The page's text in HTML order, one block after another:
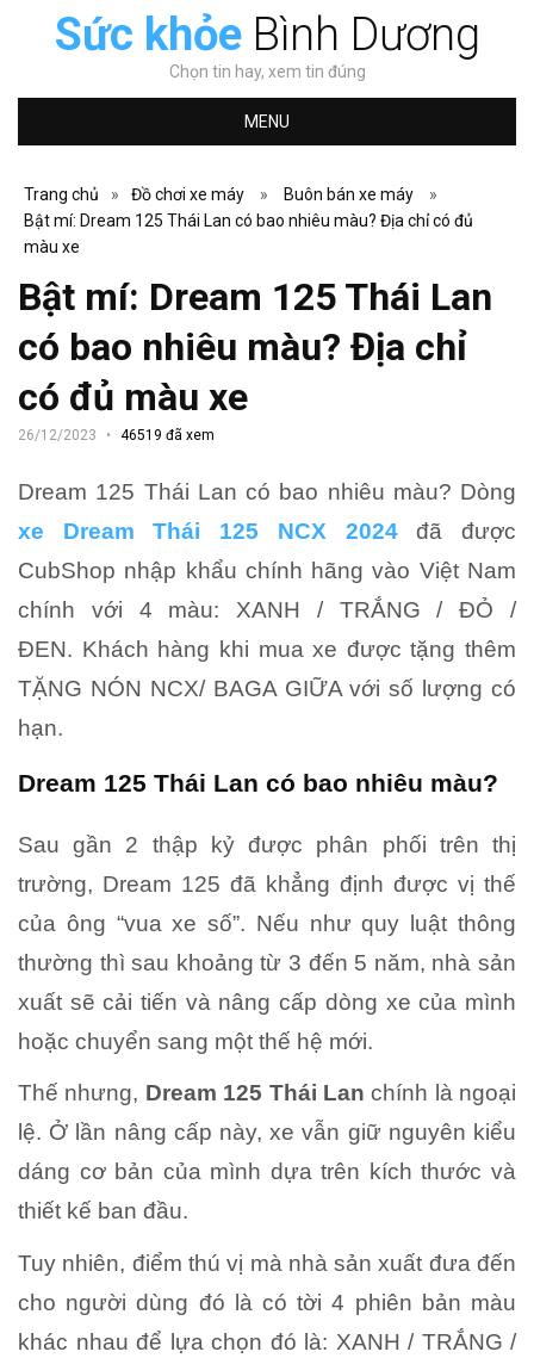
Sức khỏeBình Dương
Chọn tin hay, xem tin đúng
MENU
Trang chủ » Đồ chơi xe máy » Buôn bán xe máy
»
Bật mí: Dream 125 Thái Lan có bao nhiêu màu? Địa chỉ có đủ
màu xe
Bật mí: Dream 125 Thái Lan
có bao nhiêu màu? Địa chỉ
có đủ màu xe
26/12/2023 46519 đã xem
Dream 125 Thái Lan có bao nhiêu màu? Dòng
xe Dream Thái 125 NCX 2024đã được
CubShop nhập khẩu chính hãng vào Việt Nam
chính với 4 màu: XANH / TRẮNG / ĐỎ /
ĐEN. Khách hàng khi mua xe được tặng thêm
TẶNG NÓN NCX/ BAGA GIỮA với số lượng có
hạn.
Dream 125 Thái Lan có bao nhiêu màu?
Sau gần 2 thập kỷ được phân phối trên thị
trường, Dream 125 đã khẳng định được vị thế
của ông “vua xe số”. Nếu như quy luật thông
thường thì sau khoảng từ 3 đến 5 năm, nhà sản
xuất sẽ cải tiến và nâng cấp dòng xe của mình
hoặc chuyển sang một thế hệ mới.
Thế nhưng, Dream 125 Thái Lanchính là ngoại
lệ. Ở lần nâng cấp này, xe vẫn giữ nguyên kiểu
dáng cơ bản của mình dựa trên kích thước và
thiết kế ban đầu.
Tuy nhiên, điểm thú vị mà nhà sản xuất đưa đến
cho người dùng đó là có tời 4 phiên bản màu
khác nhau để lựa chọn đó là: XANH / TRẮNG /